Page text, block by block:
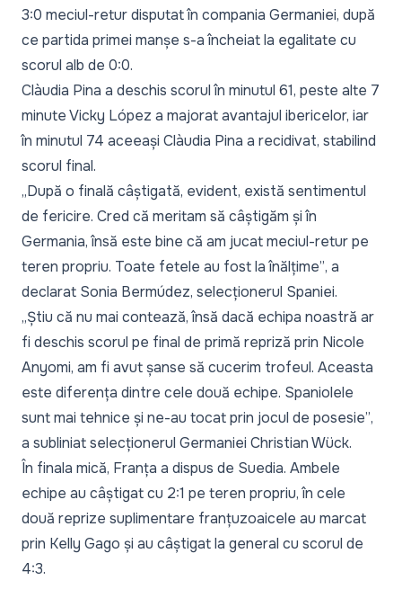
3:0 meciul-retur disputat în compania Germaniei, după
ce partida primei manșe s-a încheiat la egalitate cu
scorul alb de 0:0.
Clàudia Pina a deschis scorul în minutul 61, peste alte 7
minute Vicky López a majorat avantajul ibericelor, iar
în minutul 74 aceeași Clàudia Pina a recidivat, stabilind
scorul final.
„După o finală câștigată, evident, există sentimentul
de fericire. Cred că meritam să câștigăm și în
Germania, însă este bine că am jucat meciul-retur pe
teren propriu. Toate fetele au fost la înălțime”, a
declarat Sonia Bermúdez, selecționerul Spaniei.
„Știu că nu mai contează, însă dacă echipa noastră ar
fi deschis scorul pe final de primă repriză prin Nicole
Anyomi, am fi avut șanse să cucerim trofeul. Aceasta
este diferența dintre cele două echipe. Spaniolele
sunt mai tehnice și ne-au tocat prin jocul de posesie”,
a subliniat selecționerul Germaniei Christian Wück.
În finala mică, Franța a dispus de Suedia. Ambele
echipe au câștigat cu 2:1 pe teren propriu, în cele
două reprize suplimentare franțuzoaicele au marcat
prin Kelly Gago și au câștigat la general cu scorul de
4:3.